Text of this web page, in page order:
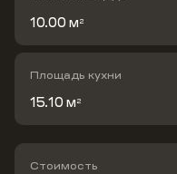
10.00 м 2
Площадь кухни
15.10 м 2
Стоимость